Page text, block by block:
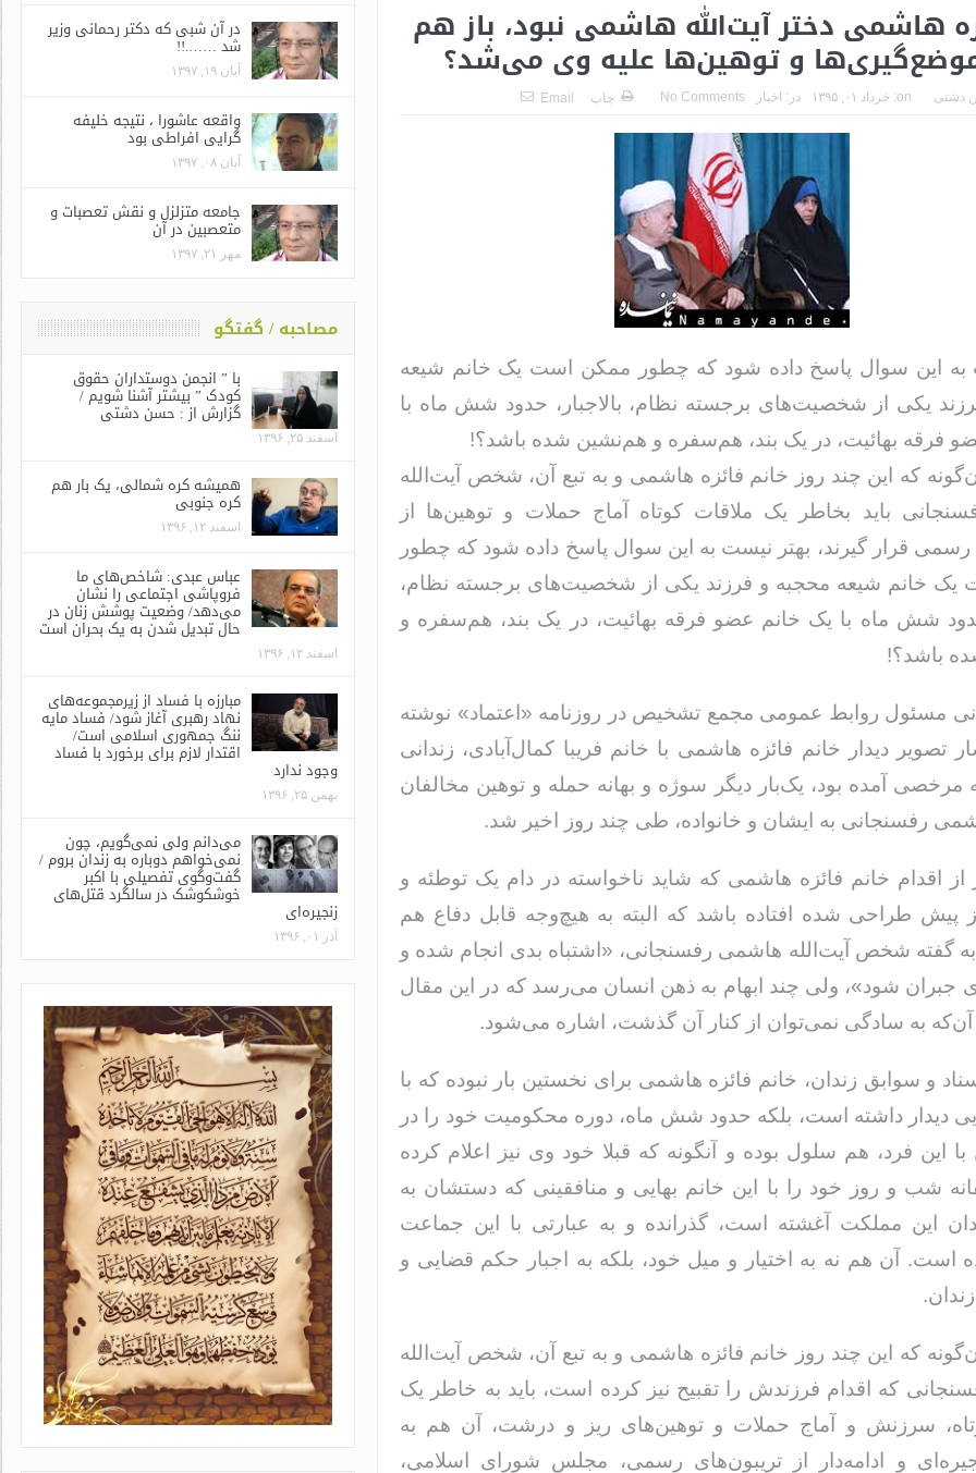
هاشمی دختر آیت‌الله هاشمی نبود، باز هم
و توهین‌ها علیه وی می‌شد؟
دشتی on: خرداد ۰۱, ۱۳۹۵ در: اخبار No Comments چاپ Email
به این سوال پاسخ داده شود که چطور ممکن است یک خانم شیعه
یکی از شخصیت‌های برجسته نظام، بالاجبار، حدود شش ماه با
فرقه بهائیت، در یک بند، هم‌سفره و هم‌نشین شده باشد؟!
آن‌گونه که این چند روز خانم فائزه هاشمی و به تبع آن، شخص آیت‌الله
باید بخاطر یک ملاقات کوتاه آماج حملات و توهین‌ها از
رسمی قرار گیرند، بهتر نیست به این سوال پاسخ داده شود که چطور
خانم شیعه محجبه و فرزند یکی از شخصیت‌های برجسته نظام،
حدود شش ماه با یک خانم عضو فرقه بهائیت، در یک بند، هم‌سفره و
باشد؟!
مسئول روابط عمومی مجمع تشخیص در روزنامه «اعتماد» نوشته
تصویر دیدار خانم فائزه هاشمی با خانم فریبا کمال‌آبادی، زندانی
مرخصی آمده بود، یک‌بار دیگر سوژه و بهانه حمله و توهین مخالفان
رفسنجانی به ایشان و خانواده، طی چند روز اخیر شد.
اقدام خانم فائزه هاشمی که شاید ناخواسته در دام یک توطئه و
پیش طراحی شده افتاده باشد که البته به هیچ‌وجه قابل دفاع هم
به گفته شخص آیت‌الله هاشمی رفسنجانی، «اشتباه بدی انجام شده و
جبران شود»، ولی چند ابهام به ذهن انسان می‌رسد که در این مقال
آن‌که به سادگی نمی‌توان از کنار آن گذشت، اشاره می‌شود.
و سوابق زندان، خانم فائزه هاشمی برای نخستین بار نبوده که با
دیدار داشته است، بلکه حدود شش ماه، دوره محکومیت خود را در
با این فرد، هم سلول بوده و آنگونه که قبلا خود وی نیز اعلام کرده
شب و روز خود را با این خانم‌ بهایی و منافقینی که دستشان به
این مملکت آغشته است، گذرانده و به عبارتی با این جماعت
است. آن‌ هم نه به اختیار و میل خود، بلکه به اجبار حکم قضایی و
آن‌گونه که این چند روز خانم فائزه هاشمی و به تبع آن، شخص آیت‌الله
که اقدام فرزندش را تقبیح نیز کرده است، باید به خاطر یک
سرزنش و آماج حملات و توهین‌های ریز و درشت، آن هم به
و ادامه‌دار از تریبون‌های رسمی، مجلس شورای اسلامی،
در آن شبی که دکتر رحمانی وزیر
شد …….!!
آبان ۱۹, ۱۳۹۷
واقعه عاشورا ، نتیجه خلیفه
گرایی افراطی بود
آبان ۰۸, ۱۳۹۷
جامعه متزلزل و نقش تعصبات و
متعصبین در آن
مهر ۲۱, ۱۳۹۷
مصاحبه / گفتگو
با ” انجمن دوستداران حقوق
کودک ” بیشتر آشنا شویم /
گزارش از : حسن دشتی
اسفند ۲۵, ۱۳۹۶
همیشه کره شمالی، یک بار هم
کره جنوبی
اسفند ۱۲, ۱۳۹۶
عباس عبدی: شاخص‌های ما
فروپاشی اجتماعی را نشان
می‌دهد/ وضعیت پوشش زنان در
حال تبدیل شدن به یک بحران است
اسفند ۱۲, ۱۳۹۶
مبارزه با فساد از زیرمجموعه‌های
نهاد رهبری آغاز شود/ فساد مایه
ننگ جمهوری اسلامی است/
اقتدار لازم برای برخورد با فساد
وجود ندارد
بهمن ۲۵, ۱۳۹۶
می‌دانم ولی نمی‌گویم، چون
نمی‌خواهم دوباره به زندان بروم /
گفت‌وگوی تفصیلی با اکبر
خوشکوشک در سالگرد قتل‌های
زنجیره‌ای
آذر ۰۱, ۱۳۹۶
به یاد او که دغدغه سلامت قلم
داشت / طاهره سادات حمیدی
خداحافظ رزمنده / دلنوشته ای از
حسن دشتی
و صمیمیت به
دفاع مقدس /
حسن دشتی